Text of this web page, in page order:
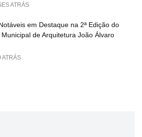
ATRÁS
em Destaque na 2ª Edição do
Municipal de Arquitetura João Álvaro
ATRÁS